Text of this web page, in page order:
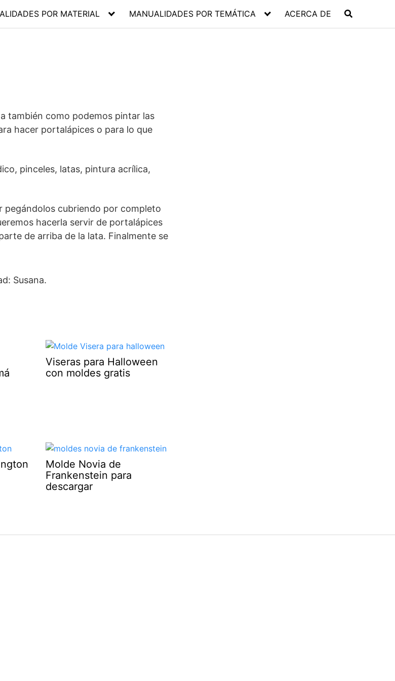
POR MATERIAL MANUALIDADES POR TEMÁTICA ACERCA DE
también como podemos pintar las
hacer portalápices o para lo que
pinceles, latas, pintura acrílica,
cubriendo por completo
hacerla servir de portalápices
de arriba de la lata. Finalmente se
Susana.
Viseras para Halloween
con moldes gratis
Molde Novia de
Frankenstein para
descargar